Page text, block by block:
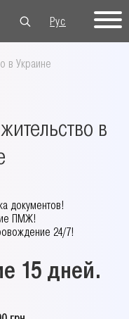
Рус
Укр
Eng
в Украине
в
документов!
ПМЖ!
24/7!
15 дней.